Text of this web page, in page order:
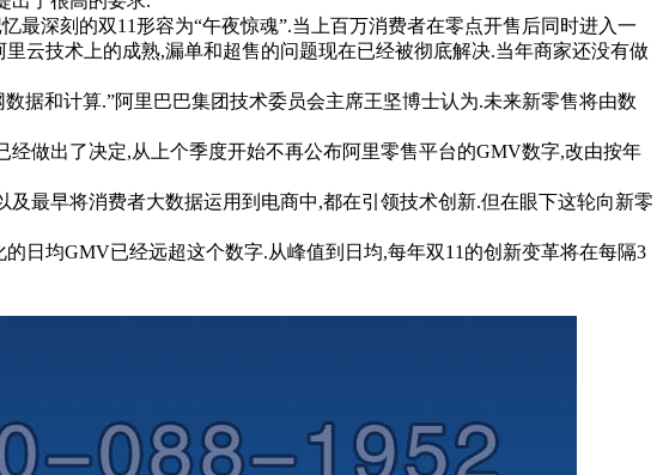
深刻的双11形容为“午夜惊魂”.当上百万消费者在零点开售后同时进入一
云技术上的成熟,漏单和超售的问题现在已经被彻底解决.当年商家还没有做
和计算.”阿里巴巴集团技术委员会主席王坚博士认为.未来新零售将由数
做出了决定,从上个季度开始不再公布阿里零售平台的GMV数字,改由按年
最早将消费者大数据运用到电商中,都在引领技术创新.但在眼下这轮向新零
均GMV已经远超这个数字.从峰值到日均,每年双11的创新变革将在每隔3